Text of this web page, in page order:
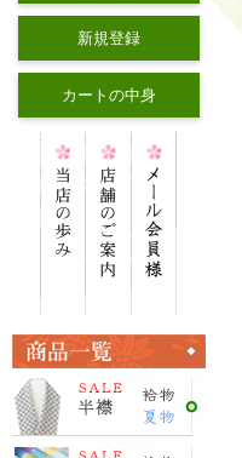
新規登録
カートの中身